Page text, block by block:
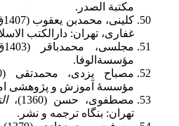
مکتبة الصدر.
کلینی، محمدبن یعقوب (1407ق)،
غفاری، تهران: دار‌الکتب
مجلسی، محمدباقر (1403ق)،
مؤسسةالوفا.
مصباح یزدی، محمدتقی (1380)،
مؤسسۀ آموزش و پژوهشی
مصطفوی، حسن (1360)،
تهران: بنگاه ترجمه و نشر.